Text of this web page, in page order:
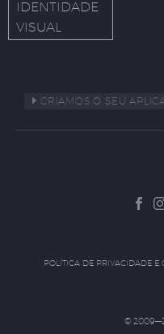
IDENTIDADE
VISUAL
CRIAMOS O SEU
POLÍTICA DE PRIVACIDADE E
©